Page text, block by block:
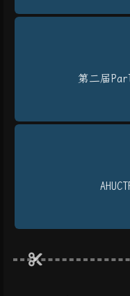
第二届